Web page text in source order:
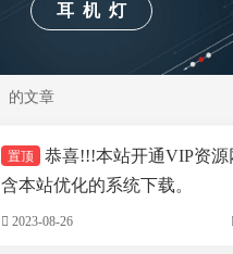
耳机灯
的文章
技术方案
置顶
恭喜!!!本站开通VIP资源
含本站优化的系统下载。
2023-08-26